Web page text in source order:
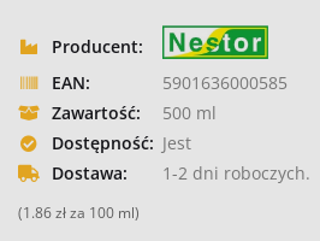
Producent:
EAN:
5901636000585
Zawartość:
500 ml
Dostępność: Jest
Dostawa:
1-2 dni roboczych.
(1.86 zł za 100 ml)